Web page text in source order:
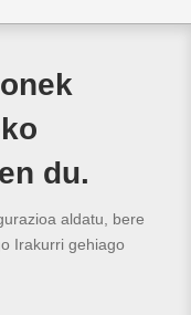
du.
aldatu, bere
Irakurri gehiago